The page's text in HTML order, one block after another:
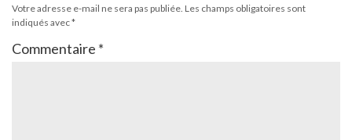
Votre adresse e-mail ne sera pas publiée. Les champs obligatoires sont
indiqués avec*
Commentaire *